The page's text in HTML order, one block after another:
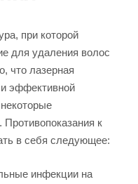
при которой
для удаления волос
что лазерная
и эффективной
Противопоказания к
в себя следующее:
инфекции на